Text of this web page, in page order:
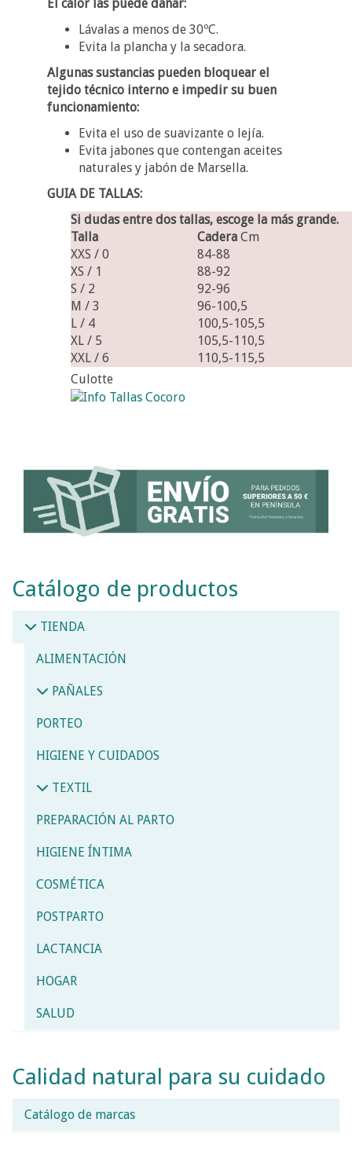
El calor las puede dañar:
Lávalas a menos de 30ºC.
Evita la plancha y la secadora.
Algunas sustancias pueden bloquear el
tejido técnico interno e impedir su buen
funcionamiento:
Evita el uso de suavizante o lejía.
Evita jabones que contengan aceites
naturales y jabón de Marsella.
GUIA DE TALLAS:
Si dudas entre dos tallas, escoge la más grande.
Talla
Cadera Cm
XXS / 0
84-88
XS / 1
88-92
S / 2
92-96
M / 3
96-100,5
L / 4
100,5-105,5
XL / 5
105,5-110,5
XXL / 6
110,5-115,5
Culotte
Catálogo de productos
TIENDA
ALIMENTACIÓN
PAÑALES
PORTEO
HIGIENE Y CUIDADOS
TEXTIL
PREPARACIÓN AL PARTO
HIGIENE ÍNTIMA
COSMÉTICA
POSTPARTO
LACTANCIA
HOGAR
SALUD
Calidad natural para su cuidado
Catálogo de marcas